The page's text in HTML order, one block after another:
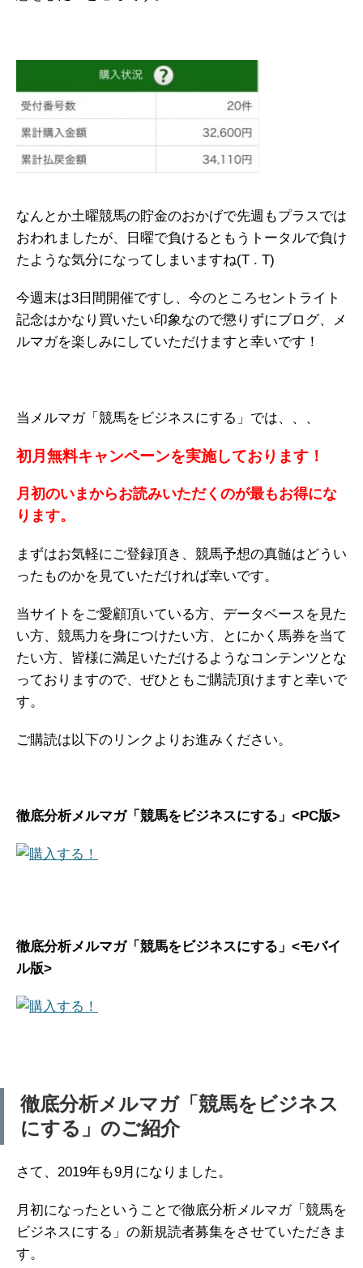
なんとか土曜競馬の貯金のおかげで先週もプラスでは
おわれましたが、日曜で負けるともうトータルで負け
たような気分になってしまいますね(T . T)
今週末は3日間開催ですし、今のところセントライト
記念はかなり買いたい印象なので懲りずにブログ、メ
ルマガを楽しみにしていただけますと幸いです！
当メルマガ「競馬をビジネスにする」では、、、
初月無料キャンペーンを実施しております！
月初のいまからお読みいただくのが最もお得にな
ります。
まずはお気軽にご登録頂き、競馬予想の真髄はどうい
ったものかを見ていただければ幸いです。
当サイトをご愛顧頂いている方、データベースを見た
い方、競馬力を身につけたい方、とにかく馬券を当て
たい方、皆様に満足いただけるようなコンテンツとな
っておりますので、ぜひともご購読頂けますと幸いで
す。
ご購読は以下のリンクよりお進みください。
徹底分析メルマガ「競馬をビジネスにする」<PC版>
徹底分析メルマガ「競馬をビジネスにする」<モバイ
ル版>
徹底分析メルマガ「競馬をビジネス
にする」のご紹介
さて、2019年も9月になりました。
月初になったということで徹底分析メルマガ「競馬を
ビジネスにする」の新規読者募集をさせていただきま
す。